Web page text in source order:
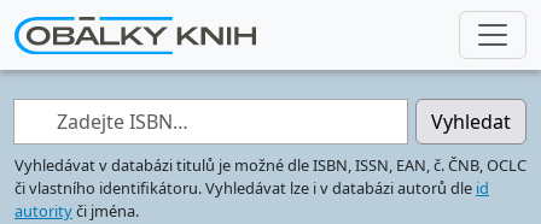
Zadejte ISBN… Vyhledat
Vyhledávat v databázi titulů je možné dle ISBN, ISSN, EAN, č. ČNB, OCLC
či vlastního identifikátoru. Vyhledávat lze i v databázi autorů dle id
autorityči jména.